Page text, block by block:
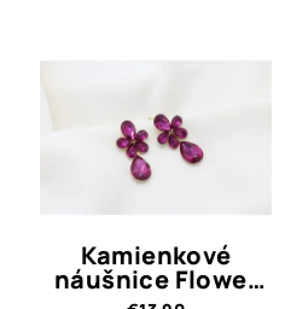
Kamienkové
náušnice Flower